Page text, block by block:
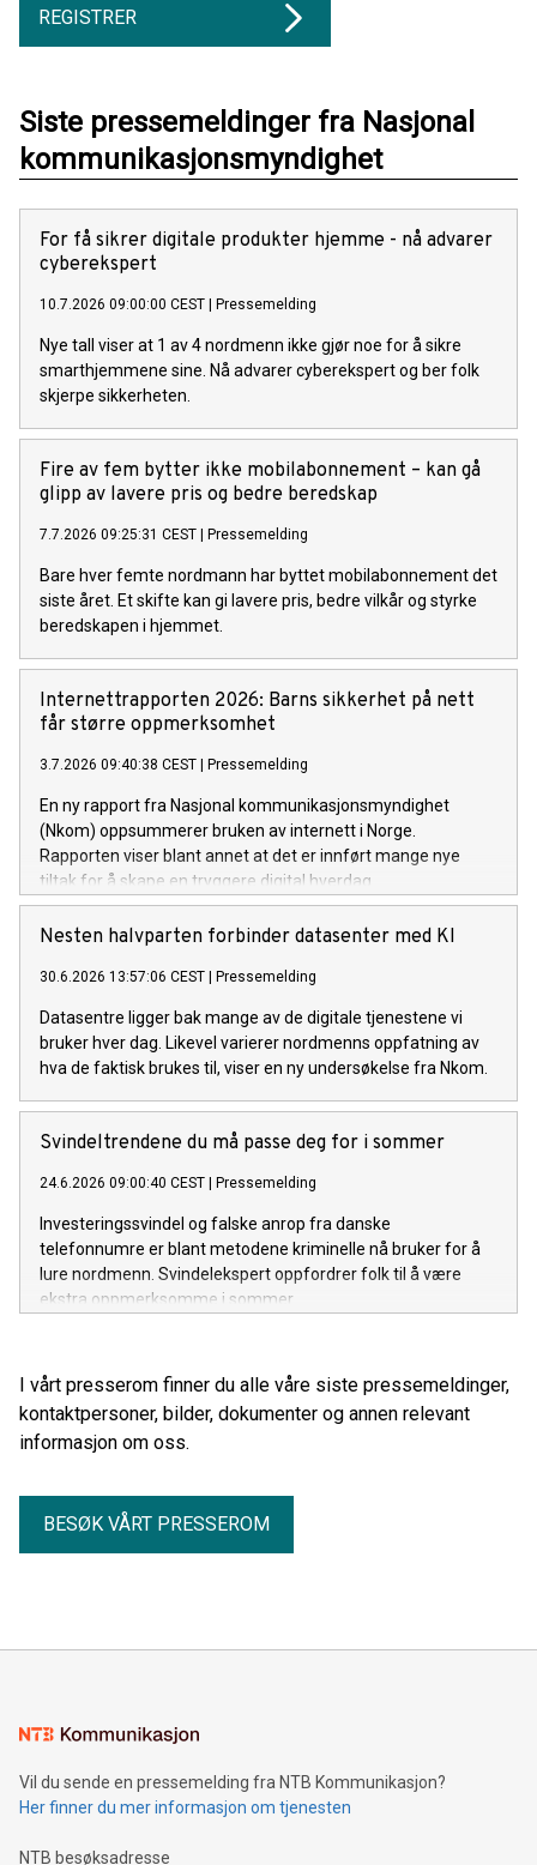
REGISTRER
Siste pressemeldinger fra Nasjonal
kommunikasjonsmyndighet
For få sikrer digitale produkter hjemme - nå advarer
cyberekspert
10.7.2026 09:00:00 CEST | Pressemelding
Nye tall viser at 1 av 4 nordmenn ikke gjør noe for å sikre
smarthjemmene sine. Nå advarer cyberekspert og ber folk
skjerpe sikkerheten.
Fire av fem bytter ikke mobilabonnement – kan gå
glipp av lavere pris og bedre beredskap
7.7.2026 09:25:31 CEST | Pressemelding
Bare hver femte nordmann har byttet mobilabonnement det
siste året. Et skifte kan gi lavere pris, bedre vilkår og styrke
beredskapen i hjemmet.
Internettrapporten 2026: Barns sikkerhet på nett
får større oppmerksomhet
3.7.2026 09:40:38 CEST | Pressemelding
En ny rapport fra Nasjonal kommunikasjonsmyndighet
(Nkom) oppsummerer bruken av internett i Norge.
Rapporten viser blant annet at det er innført mange nye
tiltak for å skape en tryggere digital hverdag.
Nesten halvparten forbinder datasenter med KI
30.6.2026 13:57:06 CEST | Pressemelding
Datasentre ligger bak mange av de digitale tjenestene vi
bruker hver dag. Likevel varierer nordmenns oppfatning av
hva de faktisk brukes til, viser en ny undersøkelse fra Nkom.
Svindeltrendene du må passe deg for i sommer
24.6.2026 09:00:40 CEST | Pressemelding
Investeringssvindel og falske anrop fra danske
telefonnumre er blant metodene kriminelle nå bruker for å
lure nordmenn. Svindelekspert oppfordrer folk til å være
ekstra oppmerksomme i sommer.
I vårt presserom finner du alle våre siste pressemeldinger,
kontaktpersoner, bilder, dokumenter og annen relevant
informasjon om oss.
BESØK VÅRT PRESSEROM
Vil du sende en pressemelding fra NTB Kommunikasjon?
Her finner du mer informasjon om tjenesten
NTB besøksadresse